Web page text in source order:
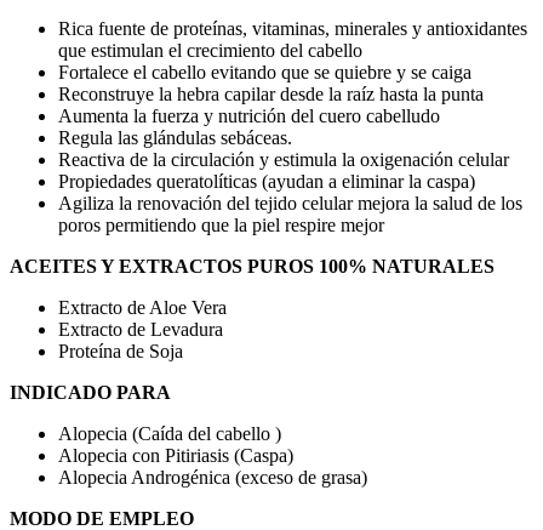
Rica fuente de proteínas, vitaminas, minerales y antioxidantes
que estimulan el crecimiento del cabello
Fortalece el cabello evitando que se quiebre y se caiga
Reconstruye la hebra capilar desde la raíz hasta la punta
Aumenta la fuerza y nutrición del cuero cabelludo
Regula las glándulas sebáceas.
Reactiva de la circulación y estimula la oxigenación celular
Propiedades queratolíticas (ayudan a eliminar la caspa)
Agiliza la renovación del tejido celular mejora la salud de los
poros permitiendo que la piel respire mejor
ACEITES Y EXTRACTOS PUROS 100% NATURALES
Extracto de Aloe Vera
Extracto de Levadura
Proteína de Soja
INDICADO PARA
Alopecia (Caída del cabello )
Alopecia con Pitiriasis (Caspa)
Alopecia Androgénica (exceso de grasa)
MODO DE EMPLEO